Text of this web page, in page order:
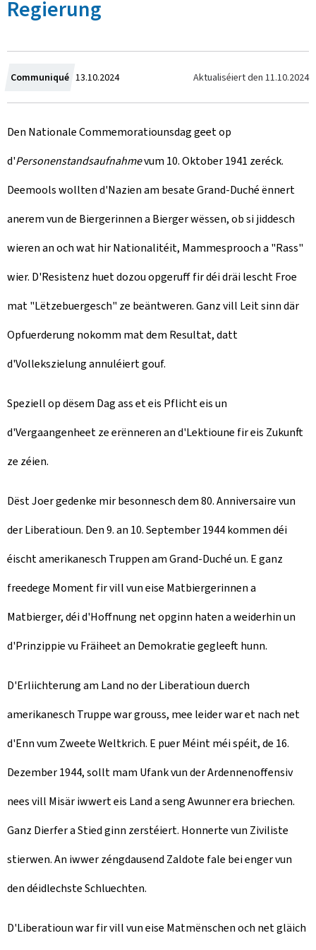
Regierung
Communiqué C
r
e
a
t
e
d
o
n
13.10.2024 Aktualiséiert den 11.10.2024
Den Nationale Commemoratiounsdag geet op
d'Personenstandsaufnahmevum 10. Oktober 1941 zeréck.
Deemools wollten d'Nazien am besate Grand-Duché ënnert
anerem vun de Biergerinnen a Bierger wëssen, ob si jiddesch
wieren an och wat hir Nationalitéit, Mammesprooch a "Rass"
wier. D'Resistenz huet dozou opgeruff fir déi dräi lescht Froe
mat "Lëtzebuergesch" ze beäntweren. Ganz vill Leit sinn där
Opfuerderung nokomm mat dem Resultat, datt
d'Vollekszielung annuléiert gouf.
Speziell op dësem Dag ass et eis Pflicht eis un
d'Vergaangenheet ze erënneren an d'Lektioune fir eis Zukunft
ze zéien.
Dëst Joer gedenke mir besonnesch dem 80. Anniversaire vun
der Liberatioun. Den 9. an 10. September 1944 kommen déi
éischt amerikanesch Truppen am Grand-Duché un. E ganz
freedege Moment fir vill vun eise Matbiergerinnen a
Matbierger, déi d'Hoffnung net opginn haten a weiderhin un
d'Prinzippie vu Fräiheet an Demokratie gegleeft hunn.
D'Erliichterung am Land no der Liberatioun duerch
amerikanesch Truppe war grouss, mee leider war et nach net
d'Enn vum Zweete Weltkrich. E puer Méint méi spéit, de 16.
Dezember 1944, sollt mam Ufank vun der Ardennenoffensiv
nees vill Misär iwwert eis Land a seng Awunner era briechen.
Ganz Dierfer a Stied ginn zerstéiert. Honnerte vun Ziviliste
stierwen. An iwwer zéngdausend Zaldote fale bei enger vun
den déidlechste Schluechten.
D'Liberatioun war fir vill vun eise Matmënschen och net gläich